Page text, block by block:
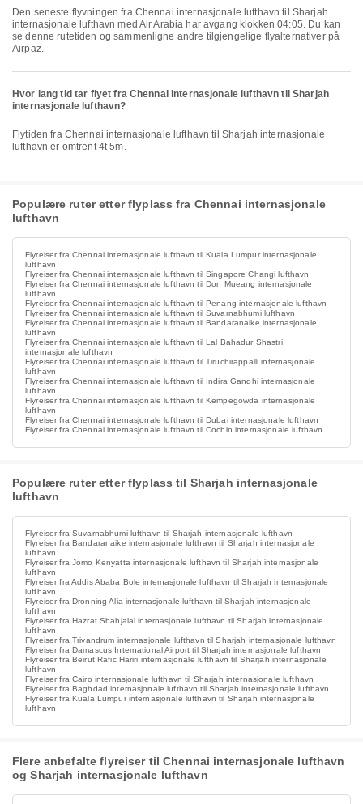
Den seneste flyvningen fra Chennai internasjonale lufthavn til Sharjah
internasjonale lufthavn med Air Arabia har avgang klokken 04:05. Du kan
se denne rutetiden og sammenligne andre tilgjengelige flyalternativer på
Airpaz.
Hvor lang tid tar flyet fra Chennai internasjonale lufthavn til Sharjah
internasjonale lufthavn?
Flytiden fra Chennai internasjonale lufthavn til Sharjah internasjonale
lufthavn er omtrent 4t 5m.
Populære ruter etter flyplass fra Chennai internasjonale
lufthavn
Flyreiser fra Chennai internasjonale lufthavn til Kuala Lumpur internasjonale
lufthavn
Flyreiser fra Chennai internasjonale lufthavn til Singapore Changi lufthavn
Flyreiser fra Chennai internasjonale lufthavn til Don Mueang internasjonale
lufthavn
Flyreiser fra Chennai internasjonale lufthavn til Penang internasjonale lufthavn
Flyreiser fra Chennai internasjonale lufthavn til Suvarnabhumi lufthavn
Flyreiser fra Chennai internasjonale lufthavn til Bandaranaike internasjonale
lufthavn
Flyreiser fra Chennai internasjonale lufthavn til Lal Bahadur Shastri
internasjonale lufthavn
Flyreiser fra Chennai internasjonale lufthavn til Tiruchirappalli internasjonale
lufthavn
Flyreiser fra Chennai internasjonale lufthavn til Indira Gandhi internasjonale
lufthavn
Flyreiser fra Chennai internasjonale lufthavn til Kempegowda internasjonale
lufthavn
Flyreiser fra Chennai internasjonale lufthavn til Dubai internasjonale lufthavn
Flyreiser fra Chennai internasjonale lufthavn til Cochin internasjonale lufthavn
Populære ruter etter flyplass til Sharjah internasjonale
lufthavn
Flyreiser fra Suvarnabhumi lufthavn til Sharjah internasjonale lufthavn
Flyreiser fra Bandaranaike internasjonale lufthavn til Sharjah internasjonale
lufthavn
Flyreiser fra Jomo Kenyatta internasjonale lufthavn til Sharjah internasjonale
lufthavn
Flyreiser fra Addis Ababa Bole internasjonale lufthavn til Sharjah internasjonale
lufthavn
Flyreiser fra Dronning Alia internasjonale lufthavn til Sharjah internasjonale
lufthavn
Flyreiser fra Hazrat Shahjalal internasjonale lufthavn til Sharjah internasjonale
lufthavn
Flyreiser fra Trivandrum internasjonale lufthavn til Sharjah internasjonale lufthavn
Flyreiser fra Damascus International Airport til Sharjah internasjonale lufthavn
Flyreiser fra Beirut Rafic Hariri internasjonale lufthavn til Sharjah internasjonale
lufthavn
Flyreiser fra Cairo internasjonale lufthavn til Sharjah internasjonale lufthavn
Flyreiser fra Baghdad internasjonale lufthavn til Sharjah internasjonale lufthavn
Flyreiser fra Kuala Lumpur internasjonale lufthavn til Sharjah internasjonale
lufthavn
Flere anbefalte flyreiser til Chennai internasjonale lufthavn
og Sharjah internasjonale lufthavn